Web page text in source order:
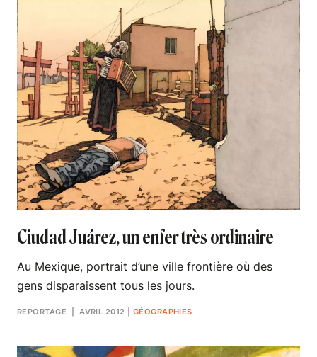
Ciudad Juárez, un enfer très ordinaire
Au Mexique, portrait d’une ville frontière où des
gens disparaissent tous les jours.
REPORTAGE | AVRIL 2012 GÉOGRAPHIES